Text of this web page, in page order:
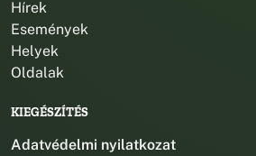
Hírek
Események
Helyek
Oldalak
KIEGÉSZÍTÉS
Adatvédelmi nyilatkozat